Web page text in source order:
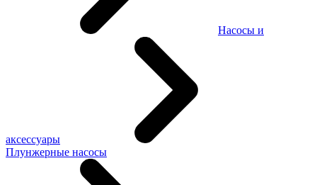
Насосы и
аксессуары
Плунжерные насосы